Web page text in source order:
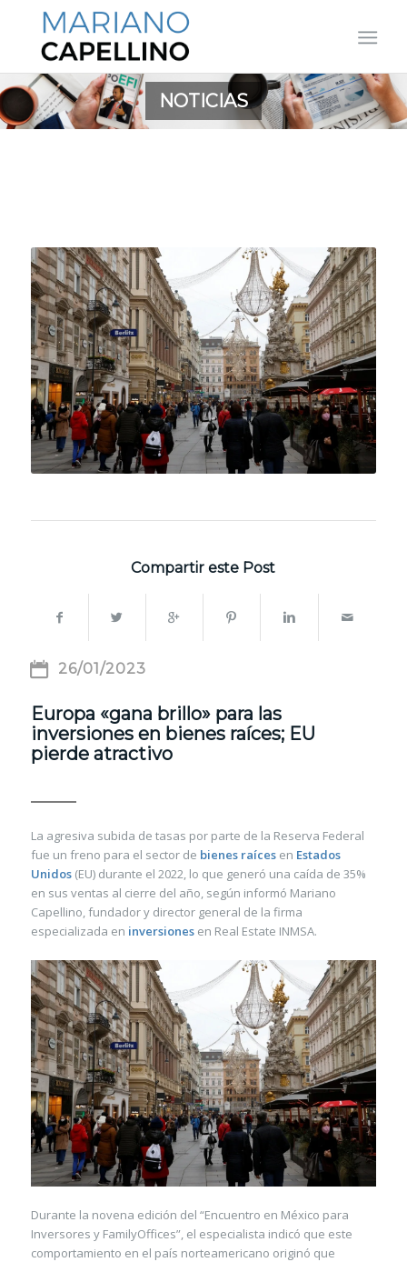
NOTICIAS
Compartir este Post
26/01/2023
Europa «gana brillo» para las
inversiones en bienes raíces; EU
pierde atractivo
La agresiva subida de tasas por parte de la Reserva Federal
fue un freno para el sector de bienes raíces en Estados
Unidos(EU) durante el 2022, lo que generó una caída de 35%
en sus ventas al cierre del año, según informó Mariano
Capellino, fundador y director general de la firma
especializada en inversionesen Real Estate INMSA.
Durante la novena edición del “Encuentro en México para
Inversores y FamilyOffices”, el especialista indicó que este
comportamiento en el país norteamericano originó que